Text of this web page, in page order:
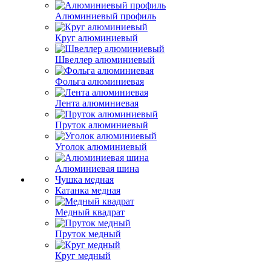
Алюминиевый профиль
Круг алюминиевый
Швеллер алюминиевый
Фольга алюминиевая
Лента алюминиевая
Пруток алюминиевый
Уголок алюминиевый
Алюминиевая шина
Чушка медная
Катанка медная
Медный квадрат
Пруток медный
Круг медный